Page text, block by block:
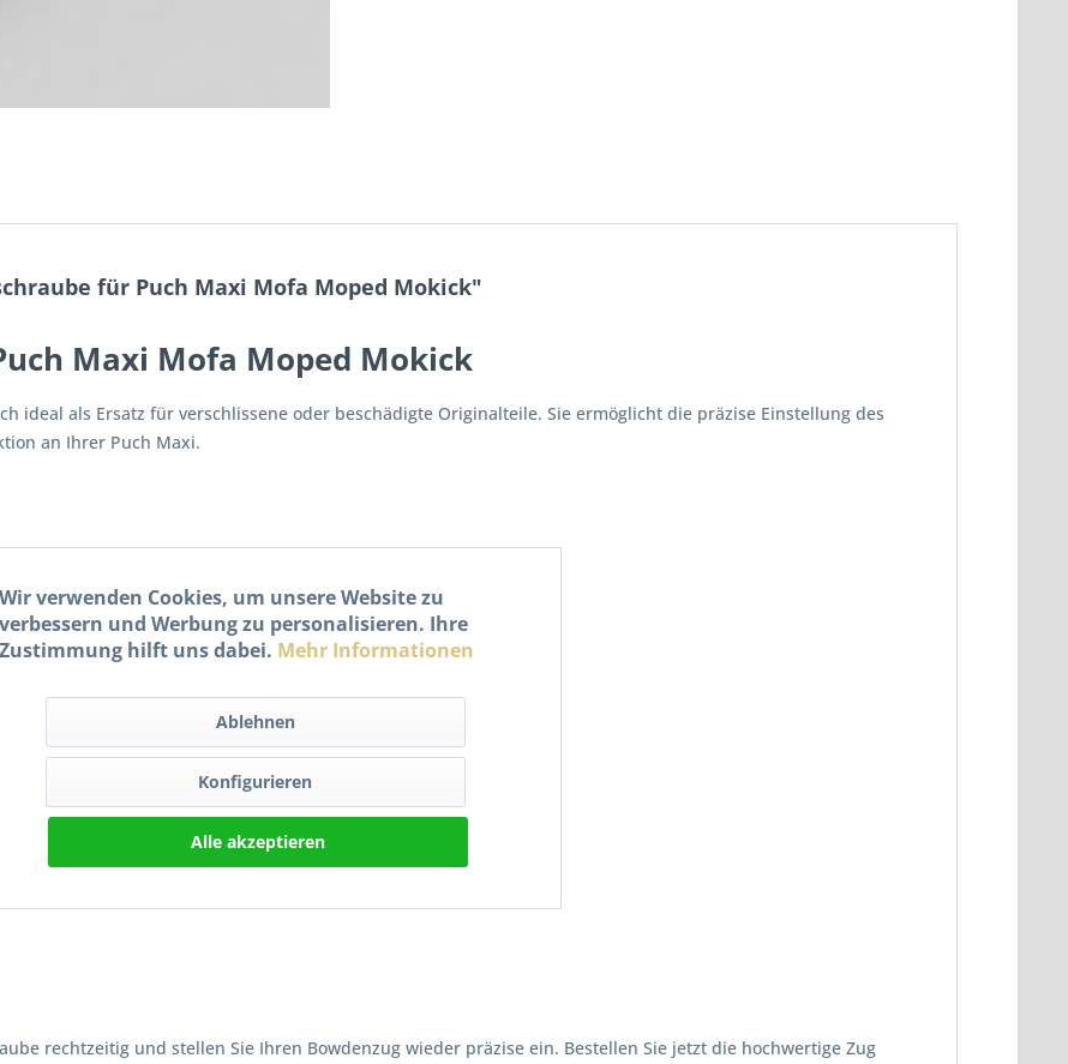
für Puch Maxi Mofa Moped Mokick"
Maxi Mofa Moped Mokick
ideal als Ersatz für verschlissene oder beschädigte Originalteile. Sie ermöglicht die präzise Einstellung des
an Ihrer Puch Maxi.
rechtzeitig und stellen Sie Ihren Bowdenzug wieder präzise ein. Bestellen Sie jetzt die hochwertige Zug
Wir verwenden Cookies, um unsere Website zu
verbessern und Werbung zu personalisieren. Ihre
Zustimmung hilft uns dabei. Mehr Informationen
Ablehnen
Konfigurieren
Alle akzeptieren